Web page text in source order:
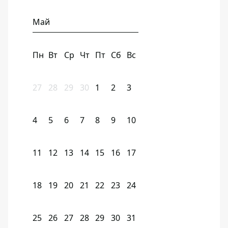
Май
Пн Вт Ср Чт Пт Сб Вс
27 28 29 30 1 2 3
4 5 6 7 8 9 10
11 12 13 14 15 16 17
18 19 20 21 22 23 24
25 26 27 28 29 30 31